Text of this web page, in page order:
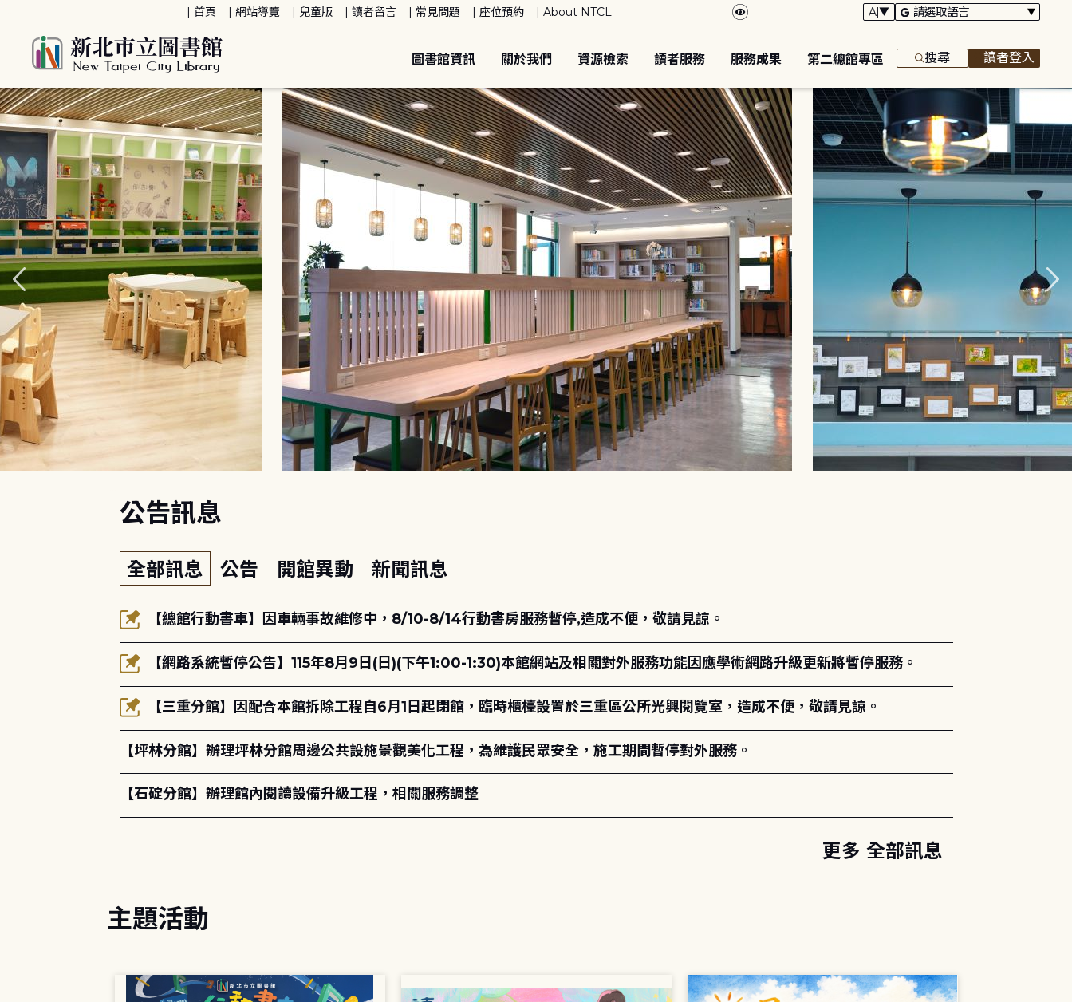
首頁 網站導覽 兒童版 讀者留言 常見問題 座位預約 About NTCL
圖書館資訊 關於我們 資源檢索 讀者服務 服務成果 第二總館專區 搜尋 讀者登入
公告訊息
全部訊息 公告 開館異動 新聞訊息
【總館行動書車】因車輛事故維修中，8/10-8/14行動書房服務暫停,造成不便，敬請見諒。
【網路系統暫停公告】115年8月9日(日)(下午1:00-1:30)本館網站及相關對外服務功能因應學術網路升級更新將暫停服務。
【三重分館】因配合本館拆除工程自6月1日起閉館，臨時櫃檯設置於三重區公所光興閱覽室，造成不便，敬請見諒。
【坪林分館】辦理坪林分館周邊公共設施景觀美化工程，為維護民眾安全，施工期間暫停對外服務。
【石碇分館】辦理館內閱讀設備升級工程，相關服務調整
更多 全部訊息
主題活動